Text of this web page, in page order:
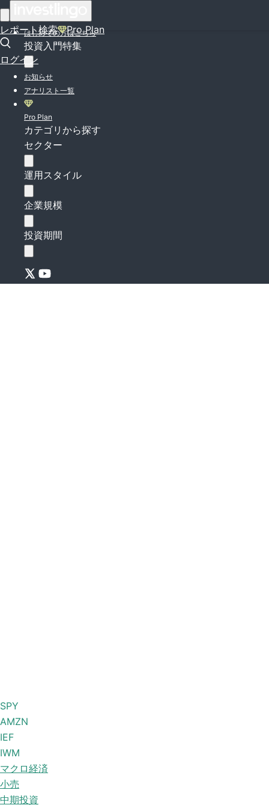
レポート検索 Pro Plan
ログイン
はじめての方はこちら
投資入門特集
お知らせ
アナリスト一覧
Pro Plan
カテゴリから探す
セクター
運用スタイル
企業規模
投資期間
SPY
AMZN
IEF
IWM
マクロ経済
小売
中期投資